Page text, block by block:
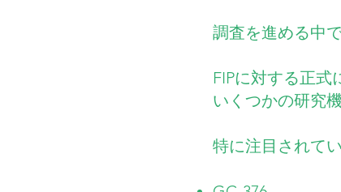
調査を進める中
FIPに対する正式
いくつかの研究
特に注目されて